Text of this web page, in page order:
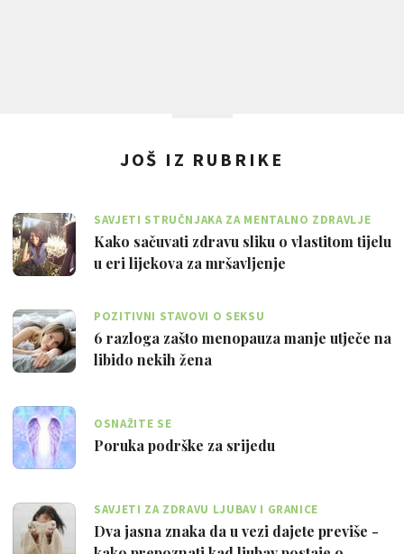
JOŠ IZ RUBRIKE
SAVJETI STRUČNJAKA ZA MENTALNO ZDRAVLJE
Kako sačuvati zdravu sliku o vlastitom tijelu
u eri lijekova za mršavljenje
POZITIVNI STAVOVI O SEKSU
6 razloga zašto menopauza manje utječe na
libido nekih žena
OSNAŽITE SE
Poruka podrške za srijedu
SAVJETI ZA ZDRAVU LJUBAV I GRANICE
Dva jasna znaka da u vezi dajete previše -